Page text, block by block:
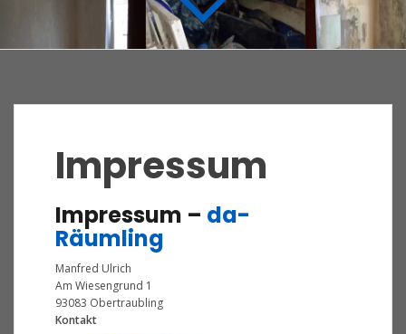
Impressum
Impressum – da-
Räumling
Manfred Ulrich
Am Wiesengrund 1
93083 Obertraubling
Kontakt